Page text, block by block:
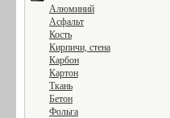
Алюминий
Асфальт
Кость
Кирпичи, стена
Карбон
Картон
Ткань
Бетон
Фольга